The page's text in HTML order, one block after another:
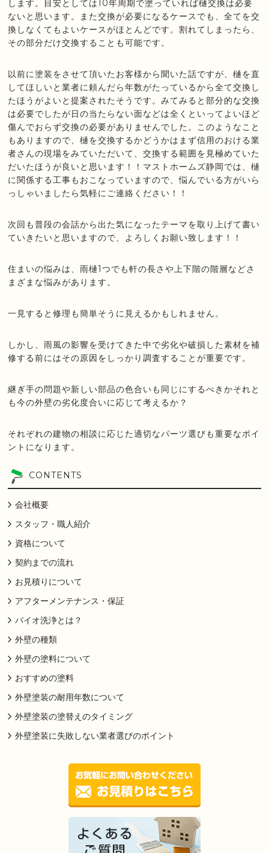
します。目安としては10年周期で塗っていれば樋交換は必要
ないと思います。また交換が必要になるケースでも、全てを交
換しなくてもよいケースがほとんどです。割れてしまったら、
その部分だけ交換することも可能です。
以前に塗装をさせて頂いたお客様から聞いた話ですが、樋を直
してほしいと業者に頼んだら年数がたっているから全て交換し
たほうがよいと提案されたそうです。みてみると部分的な交換
は必要でしたが日の当たらない面などは全くといってよいほど
傷んでおらず交換の必要がありませんでした。このようなこと
もありますので、樋を交換するかどうかはまず信用のおける業
者さんの現場をみていただいて、交換する範囲を見極めていた
だいたほうが良いと思います！！マストホームズ静岡では、樋
に関係する工事もおこなっていますので、悩んでいる方がいら
っしゃいましたら気軽にご連絡ください！！
次回も普段の会話から出た気になったテーマを取り上げて書い
ていきたいと思いますので、よろしくお願い致します！！
住まいの悩みは、雨樋1つでも軒の長さや上下階の階層などさ
まざまな悩みがあります。
一見すると修理も簡単そうに見えるかもしれません。
しかし、雨風の影響を受けてきた中で劣化や破損した素材を補
修する前にはその原因をしっかり調査することが重要です。
継ぎ手の問題や新しい部品の色合いも同じにするべきかそれと
も今の外壁の劣化度合いに応じて考えるか？
それぞれの建物の相談に応じた適切なパーツ選びも重要なポイ
ントになります。
CONTENTS
会社概要
スタッフ・職人紹介
資格について
契約までの流れ
お見積りについて
アフターメンテナンス・保証
バイオ洗浄とは？
外壁の種類
外壁の塗料について
おすすめの塗料
外壁塗装の耐用年数について
外壁塗装の塗替えのタイミング
外壁塗装に失敗しない業者選びのポイント